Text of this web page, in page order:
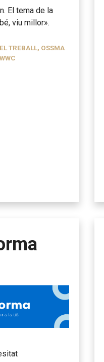
El tema de la
viu millor».
TREBALL, OSSMA
WWC